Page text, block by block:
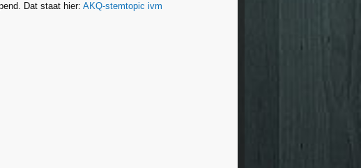
Dat staat hier: AKQ-stemtopic ivm